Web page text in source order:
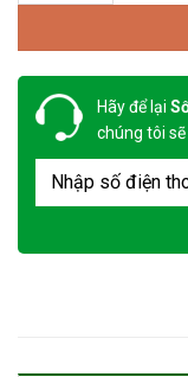
Hãy để lại
chúng tôi